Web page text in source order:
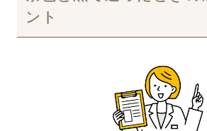
ント